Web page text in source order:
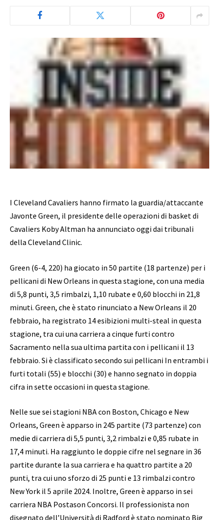
I Cleveland Cavaliers hanno firmato la guardia/attaccante
Javonte Green, il presidente delle operazioni di basket di
Cavaliers Koby Altman ha annunciato oggi dai tribunali
della Cleveland Clinic.
Green (6-4, 220) ha giocato in 50 partite (18 partenze) per i
pellicani di New Orleans in questa stagione, con una media
di 5,8 punti, 3,5 rimbalzi, 1,10 rubate e 0,60 blocchi in 21,8
minuti. Green, che è stato rinunciato a New Orleans il 20
febbraio, ha registrato 14 esibizioni multi-steal in questa
stagione, tra cui una carriera a cinque furti contro
Sacramento nella sua ultima partita con i pellicani il 13
febbraio. Si è classificato secondo sui pellicani In entrambi i
furti totali (55) e blocchi (30) e hanno segnato in doppia
cifra in sette occasioni in questa stagione.
Nelle sue sei stagioni NBA con Boston, Chicago e New
Orleans, Green è apparso in 245 partite (73 partenze) con
medie di carriera di 5,5 punti, 3,2 rimbalzi e 0,85 rubate in
17,4 minuti. Ha raggiunto le doppie cifre nel segnare in 36
partite durante la sua carriera e ha quattro partite a 20
punti, tra cui uno sforzo di 25 punti e 13 rimbalzi contro
New York il 5 aprile 2024. Inoltre, Green è apparso in sei
carriera NBA Postason Concorsi. Il professionista non
disegnato dell’Università di Radford è stato nominato Big